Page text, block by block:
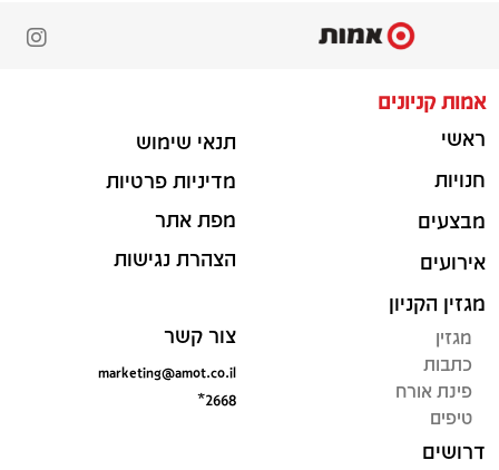
אמות קניונים
ראשי
חנויות
מבצעים
אירועים
מגזין הקניון
מגזין
כתבות
פינת אורח
טיפים
דרושים
תנאי שימוש
מדיניות פרטיות
מפת אתר
הצהרת נגישות
צור קשר
marketing@amot.co.il
*2668